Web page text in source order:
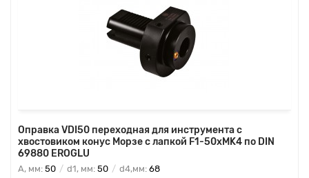
Оправка VDI50 переходная для инструмента с
хвостовиком конус Морзе с лапкой F1-50хMK4 по DIN
69880 EROGLU
A, мм: 50 d1, мм: 50 d4,мм: 68